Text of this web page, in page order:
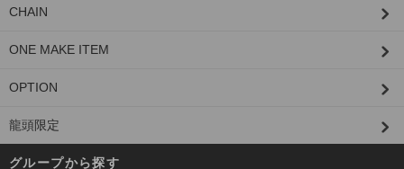
CHAIN
ONE MAKE ITEM
OPTION
龍頭限定
グループから探す